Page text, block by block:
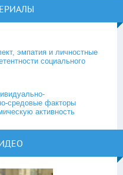
эмпатия и личностные
социального
средовые факторы
активность